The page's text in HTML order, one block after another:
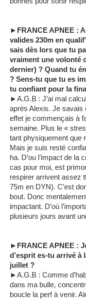
►FRANCE APNEE :
valides 230m en
sais dès lors que tu
vraiment une volonté
dernier) ? Quand tu
? Sens-tu que tu es
tu confiant pour la
►A.G.B : J’ai mal
après Alexis. Je savais
effet je commençais à
semaine. Plus le «
tant physiquement que
Mais je suis resté
ha. D’ou l’impact de la
cas pour moi, est
respirer arrivent assez
75m en DYN). C’est
bout. Donc
impactant. D’où
plusieurs jours avant
►FRANCE APNEE :
d’esprit es-tu arrivé à
juillet ?
►A.G.B : Comme
dans ma bulle,
boucle la perf à venir.